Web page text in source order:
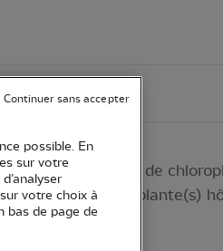
dépourvue de
de(s) la (les) plante(s)
possible. En
sur votre
votre choix à
bas de page de
Continuer sans accepter